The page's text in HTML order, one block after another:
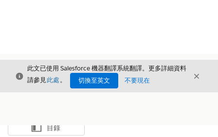
結束
此文已使用 Salesforce 機器翻譯系統翻譯。更多詳細資料
請參見此處。 切換至英文 不要現在 結束
顯示目錄
目錄